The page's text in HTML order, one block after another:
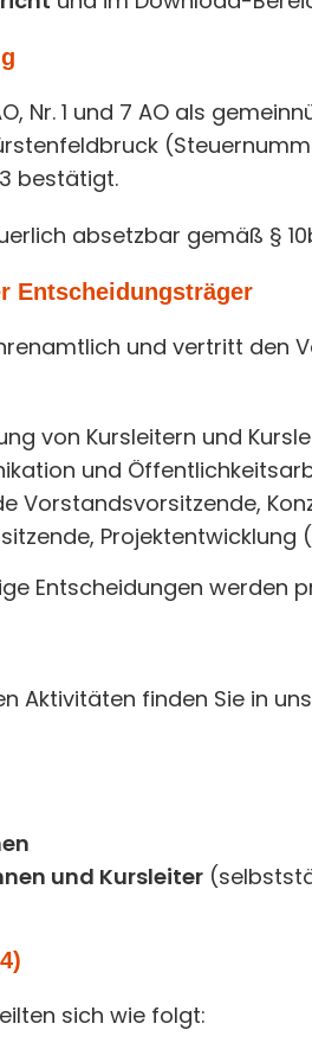
Nr. 1 und 7 AO als
bestätigt.
absetzbar gemäß §
Entscheidungsträger
und vertritt den
von Kursleitern und
und
Vorstandsvorsitzende,
Projektentwicklung
Entscheidungen werden
Aktivitäten finden Sie in
und Kursleiter
sich wie folgt: